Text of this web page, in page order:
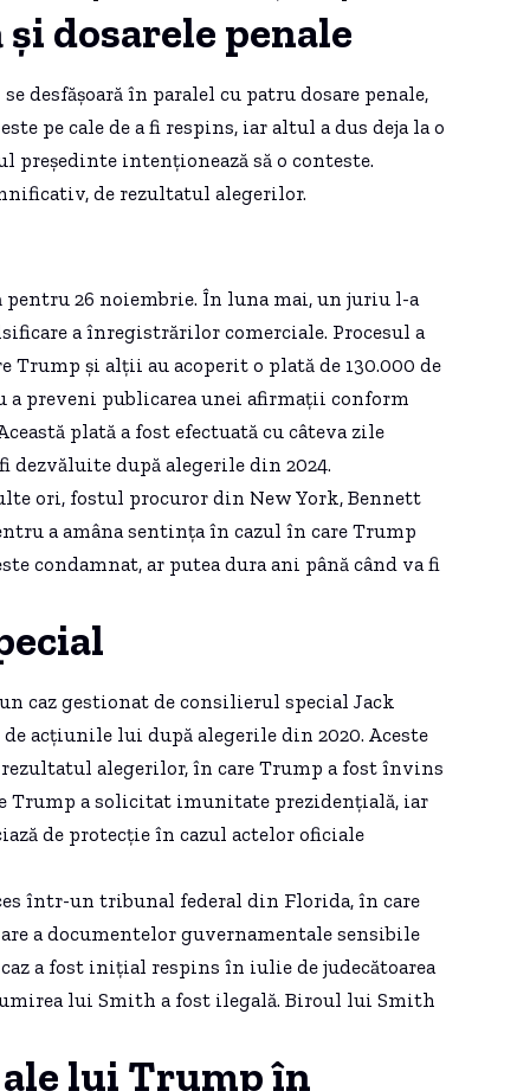
dosarele penale
desfășoară în paralel cu patru dosare penale,
pe cale de a fi respins, iar altul a dus deja la o
președinte intenționează să o conteste.
de rezultatul alegerilor.
26 noiembrie. În luna mai, un juriu l-a
a înregistrărilor comerciale. Procesul a
Trump și alții au acoperit o plată de 130.000 de
preveni publicarea unei afirmații conform
plată a fost efectuată cu câteva zile
dezvăluite după alegerile din 2024.
ori, fostul procuror din New York, Bennett
a amâna sentința în cazul în care Trump
condamnat, ar putea dura ani până când va fi
caz gestionat de consilierul special Jack
acțiunile lui după alegerile din 2020. Aceste
alegerilor, în care Trump a fost învins
Trump a solicitat imunitate prezidențială, iar
de protecție în cazul actelor oficiale
într-un tribunal federal din Florida, în care
a documentelor guvernamentale sensibile
caz a fost inițial respins în iulie de judecătoarea
lui Smith a fost ilegală. Biroul lui Smith
lui Trump în